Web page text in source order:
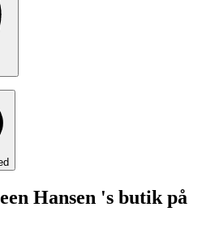
Hansen 's butik på